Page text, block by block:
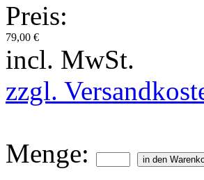
Preis:
79,00 €
incl. MwSt.
zzgl.
Menge: